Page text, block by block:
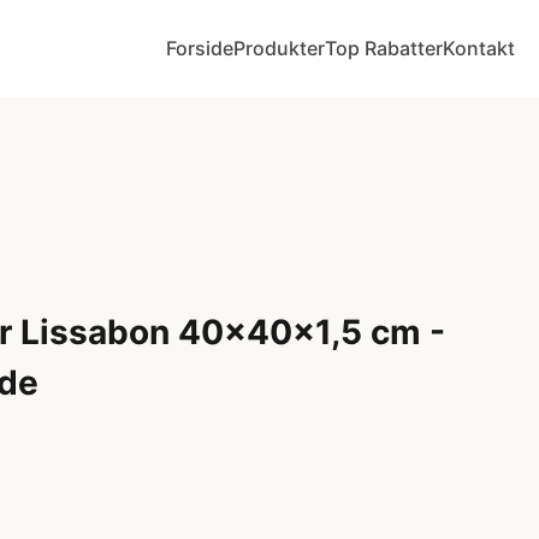
ForsideProdukterTop RabatterKontakt
Lissabon 40x40x1,5 cm -